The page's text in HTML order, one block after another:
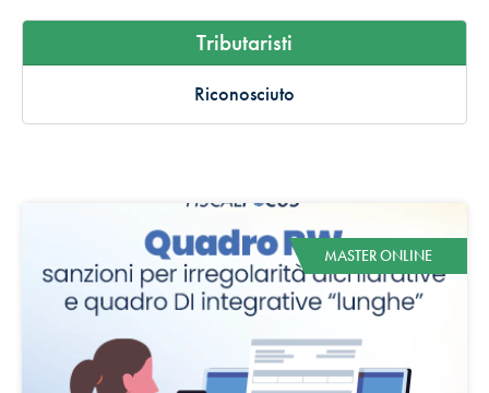
Tributaristi
Riconosciuto
MASTER ONLINE